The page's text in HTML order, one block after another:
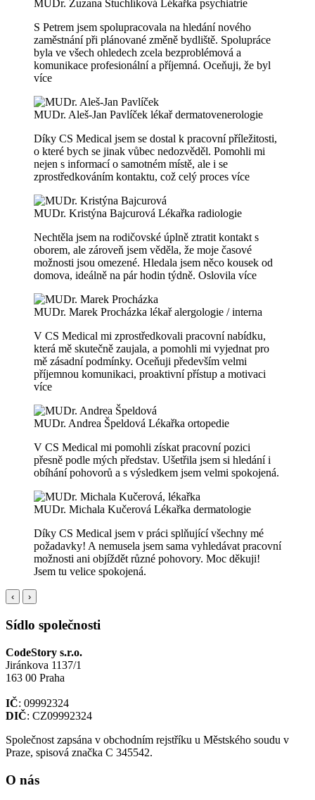
MUDr. Zuzana Stuchlíková Lékařka psychiatrie
S Petrem jsem spolupracovala na hledání nového
zaměstnání při plánované změně bydliště. Spolupráce
byla ve všech ohledech zcela bezproblémová a
komunikace profesionální a příjemná. Oceňuji, že byl
více
MUDr. Aleš-Jan Pavlíček lékař dermatovenerologie
Díky CS Medical jsem se dostal k pracovní příležitosti,
o které bych se jinak vůbec nedozvěděl. Pomohli mi
nejen s informací o samotném místě, ale i se
zprostředkováním kontaktu, což celý proces více
MUDr. Kristýna Bajcurová Lékařka radiologie
Nechtěla jsem na rodičovské úplně ztratit kontakt s
oborem, ale zároveň jsem věděla, že moje časové
možnosti jsou omezené. Hledala jsem něco kousek od
domova, ideálně na pár hodin týdně. Oslovila více
MUDr. Marek Procházka lékař alergologie / interna
V CS Medical mi zprostředkovali pracovní nabídku,
která mě skutečně zaujala, a pomohli mi vyjednat pro
mě zásadní podmínky. Oceňuji především velmi
příjemnou komunikaci, proaktivní přístup a motivaci
více
MUDr. Andrea Špeldová Lékařka ortopedie
V CS Medical mi pomohli získat pracovní pozici
přesně podle mých představ. Ušetřila jsem si hledání i
obíhání pohovorů a s výsledkem jsem velmi spokojená.
MUDr. Michala Kučerová Lékařka dermatologie
Díky CS Medical jsem v práci splňující všechny mé
požadavky! A nemusela jsem sama vyhledávat pracovní
možnosti ani objíždět různé pohovory. Moc děkuji!
Jsem tu velice spokojená.
‹ ›
Sídlo společnosti
CodeStory s.r.o.
Jiránkova 1137/1
163 00 Praha
IČ: 09992324
DIČ: CZ09992324
Společnost zapsána v obchodním rejstříku u Městského soudu v
Praze, spisová značka C 345542.
O nás